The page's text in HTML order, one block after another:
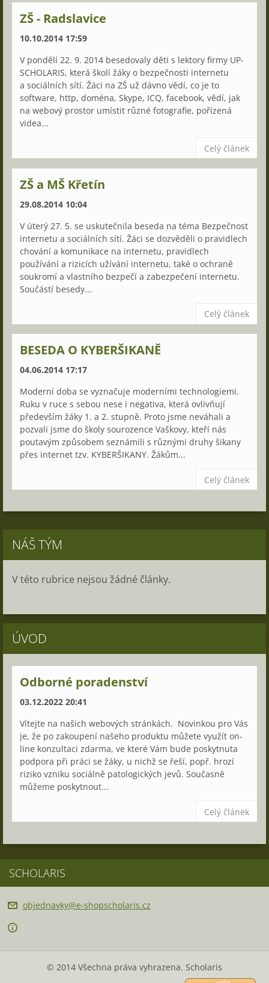
ZŠ - Radslavice
10.10.2014 17:59
V pondělí 22. 9. 2014 besedovaly děti s lektory firmy UP-
SCHOLARIS, která školí žáky o bezpečnosti internetu
a sociálních sítí. Žáci na ZŠ už dávno vědí, co je to
software, http, doména, Skype, ICQ, facebook, vědí, jak
na webový prostor umístit různé fotografie, pořízená
videa...
Celý článek
ZŠ a MŠ Křetín
29.08.2014 10:04
V úterý 27. 5. se uskutečnila beseda na téma Bezpečnost
internetu a sociálních sítí. Žáci se dozvěděli o pravidlech
chování a komunikace na internetu, pravidlech
používání a rizicích užívání internetu, také o ochraně
soukromí a vlastního bezpečí a zabezpečení internetu.
Součástí besedy...
Celý článek
BESEDA O KYBERŠIKANĚ
04.06.2014 17:17
Moderní doba se vyznačuje moderními technologiemi.
Ruku v ruce s sebou nese i negativa, která ovlivňují
především žáky 1. a 2. stupně. Proto jsme neváhali a
pozvali jsme do školy sourozence Vaškovy, kteří nás
poutavým způsobem seznámili s různými druhy šikany
přes internet tzv. KYBERŠIKANY. Žákům...
Celý článek
NÁŠ TÝM
V této rubrice nejsou žádné články.
ÚVOD
Odborné poradenství
03.12.2022 20:41
Vítejte na našich webových stránkách. Novinkou pro Vás
je, že po zakoupení našeho produktu můžete využít on-
line konzultaci zdarma, ve které Vám bude poskytnuta
podpora při práci se žáky, u nichž se řeší, popř. hrozí
riziko vzniku sociálně patologických jevů. Současně
můžeme poskytnout...
Celý článek
SCHOLARIS
objednavky@e-shopscholaris.cz
© 2014 Všechna práva vyhrazena. Scholaris